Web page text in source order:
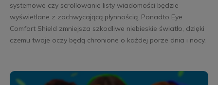
systemowe czy scrollowanie listy wiadomości będzie
wyświetlane z zachwycającą płynnością. Ponadto Eye
Comfort Shield zmniejsza szkodliwe niebieskie światło, dzięki
czemu twoje oczy będą chronione o każdej porze dnia i nocy.